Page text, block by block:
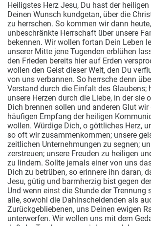
Heiligstes Herz Jesu, Du hast der
Deinen Wunsch kundgetan, über die
zu herrschen. So kommen wir dann
unbeschränkte Herrschaft über unsere
bekennen. Wir wollen fortan Dein Leben
unserer Mitte jene Tugenden erblühen
den Frieden bereits hier auf Erden
wollen den Geist dieser Welt, den Du
von uns verbannen. So herrsche denn
Verstand durch die Einfalt des Glaubens;
unsere Herzen durch die Liebe, in der sie
Dich brennen sollen und anderen Glut wir
häufigen Empfang der heiligen
wollen. Würdige Dich, o göttliches Herz,
so oft wir zusammenkommen; unsere
zeitlichen Unternehmungen zu segnen;
zerstreuen; unsere Freuden zu heiligen
zu lindern. Sollte jemals einer von uns
Dich zu betrüben, so erinnere ihn daran,
Jesu, gütig und barmherzig bist gegen
Und wenn einst die Stunde der Trennung
alle, sowohl die Dahinscheidenden als
Zurückgebliebenen, uns Deinen ewigen
unterwerfen. Wir wollen uns mit dem